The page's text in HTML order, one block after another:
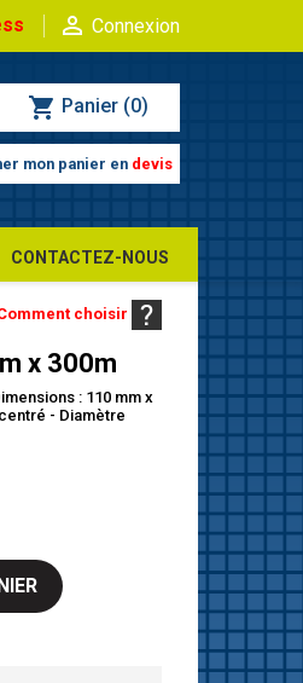
 Connexion
shopping_cart Panier (0)
mon panier en devis
CONTACTEZ-NOUS
choisir
x 300m
: 110 mm x
- Diamètre